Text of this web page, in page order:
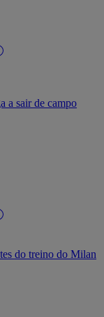
a sair de campo
do treino do Milan